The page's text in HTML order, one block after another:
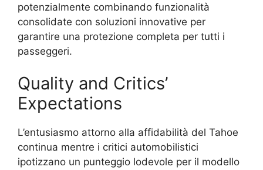
potenzialmente combinando funzionalità
consolidate con soluzioni innovative per
garantire una protezione completa per tutti i
passeggeri.
Quality and Critics’
Expectations
L’entusiasmo attorno alla affidabilità del Tahoe
continua mentre i critici automobilistici
ipotizzano un punteggio lodevole per il modello